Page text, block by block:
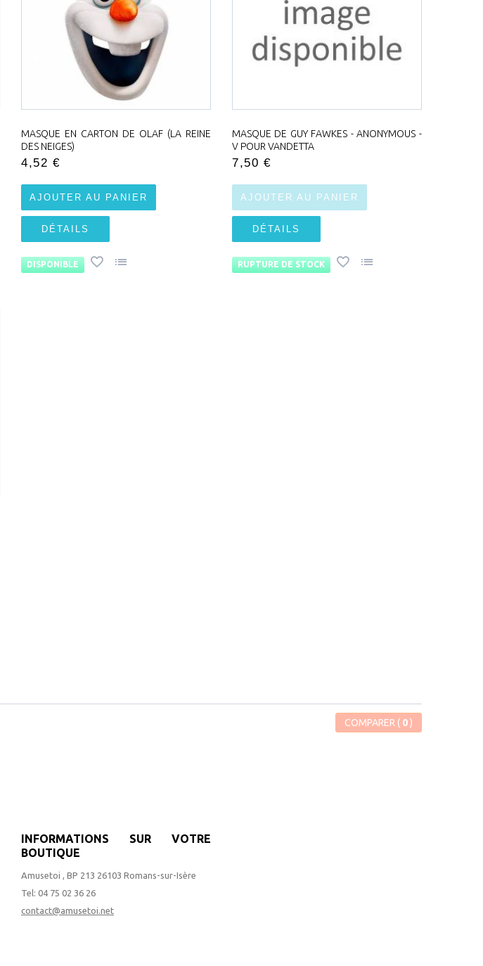
MASQUE EN CARTON DE OLAF (LA REINE
DES NEIGES)
4,52 €
AJOUTER AU PANIER
DÉTAILS
DISPONIBLE
MASQUE DE GUY FAWKES - ANONYMOUS -
V POUR VANDETTA
7,50 €
AJOUTER AU PANIER
DÉTAILS
RUPTURE DE STOCK
COMPARER ( 0)
INFORMATIONS SUR VOTRE
BOUTIQUE
Amusetoi , BP 213 26103 Romans-sur-Isère
Tel: 04 75 02 36 26
contact@amusetoi.net